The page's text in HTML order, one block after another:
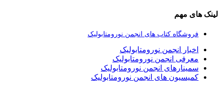
لینک های مهم
فروشگاه کتاب های انجمن نورومتابولیک
اخبار انجمن نورومتابولیک
معرفی انجمن نورومتابولیک
سمینارهای انجمن نورومتابولیک
کمیسیون های انجمن نورومتابولیک